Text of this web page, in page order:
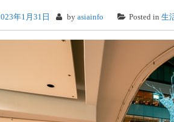
年1月31日 by asiainfo Posted in 生